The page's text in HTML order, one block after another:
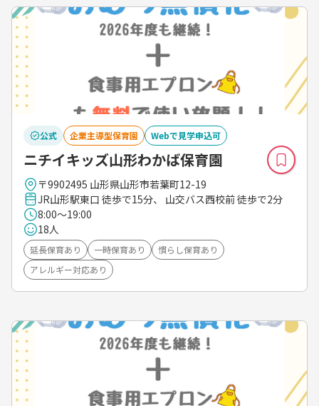
公式 企業主導型保育園 Webで見学申込可
ニチイキッズ山形わかば保育園
〒9902495 山形県山形市若葉町12-19
JR山形駅東口 徒歩で15分、 山交バス西校前 徒歩で2分
8:00～19:00
18人
延長保育あり 一時保育あり
慣らし保育あり
アレルギー対応あり